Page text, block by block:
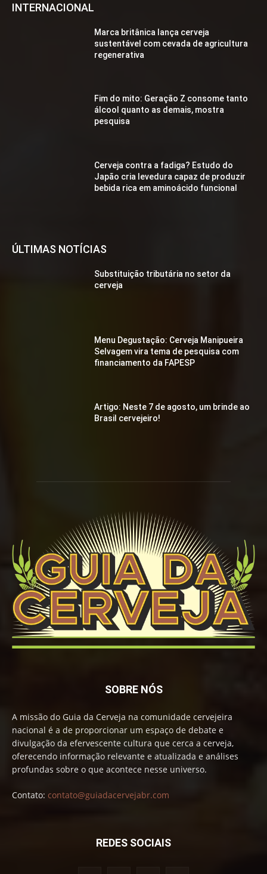
INTERNACIONAL
Marca britânica lança cerveja
sustentável com cevada de agricultura
regenerativa
Fim do mito: Geração Z consome tanto
álcool quanto as demais, mostra
pesquisa
Cerveja contra a fadiga? Estudo do
Japão cria levedura capaz de produzir
bebida rica em aminoácido funcional
ÚLTIMAS NOTÍCIAS
Substituição tributária no setor da
cerveja
Menu Degustação: Cerveja Manipueira
Selvagem vira tema de pesquisa com
financiamento da FAPESP
Artigo: Neste 7 de agosto, um brinde ao
Brasil cervejeiro!
SOBRE NÓS
A missão do Guia da Cerveja na comunidade cervejeira
nacional é a de proporcionar um espaço de debate e
divulgação da efervescente cultura que cerca a cerveja,
oferecendo informação relevante e atualizada e análises
profundas sobre o que acontece nesse universo.
Contato: contato@guiadacervejabr.com
REDES SOCIAIS